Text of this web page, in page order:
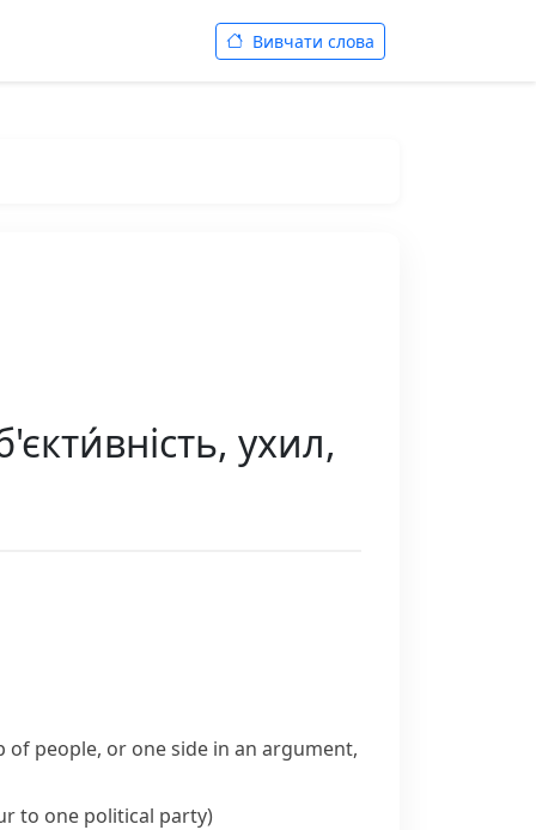
Вивчати слова
ухил,
people, or one side in an argument,
to one political party)